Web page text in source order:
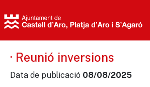
· Reunió inversions
Data de publicació 08/08/2025